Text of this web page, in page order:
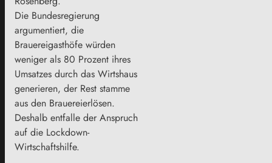
Die Bundesregierung
argumentiert, die
Brauereigasthöfe würden
weniger als 80 Prozent ihres
Umsatzes durch das Wirtshaus
generieren, der Rest stamme
aus den Brauereierlösen.
Deshalb entfalle der Anspruch
auf die Lockdown-
Wirtschaftshilfe.